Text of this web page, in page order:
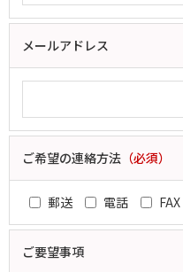
メールアドレス
ご希望の連絡方法 （必須）
郵送 電話 FAX
ご要望事項